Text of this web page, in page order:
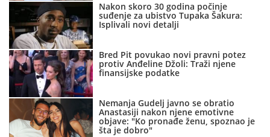
Nakon skoro 30 godina počinje
suđenje za ubistvo Tupaka Šakura:
Isplivali novi detalji
Bred Pit povukao novi pravni potez
protiv Anđeline Džoli: Traži njene
finansijske podatke
Nemanja Gudelj javno se obratio
Anastasiji nakon njene emotivne
objave: "Ko pronađe ženu, spoznao je
šta je dobro"